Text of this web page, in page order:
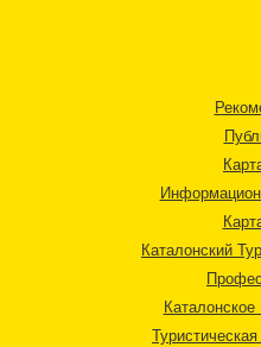
Каталонский